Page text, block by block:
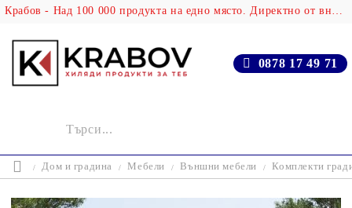
Крабов - Над 100 000 продукта на едно място. Директно от вносителя!
0878 17 49 71
Дом и градина Мебели Външни мебели Комплекти